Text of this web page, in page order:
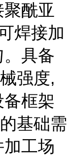
酰亚
焊接加
具备
强度,
框架
基础需
工场